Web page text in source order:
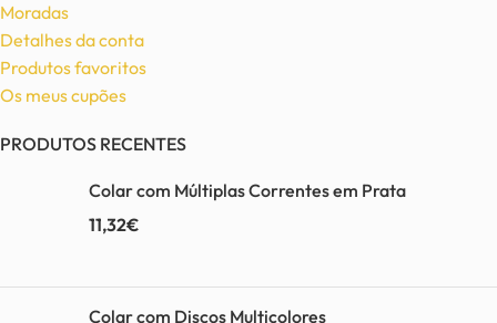
Moradas
Detalhes da conta
Produtos favoritos
Os meus cupões
PRODUTOS RECENTES
Colar com Múltiplas Correntes em Prata
11,32€
Colar com Discos Multicolores